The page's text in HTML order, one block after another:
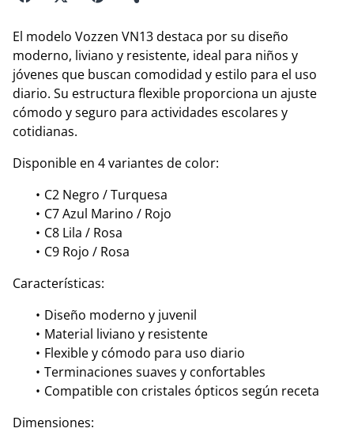
El modelo Vozzen VN13 destaca por su diseño
moderno, liviano y resistente, ideal para niños y
jóvenes que buscan comodidad y estilo para el uso
diario. Su estructura flexible proporciona un ajuste
cómodo y seguro para actividades escolares y
cotidianas.
Disponible en 4 variantes de color:
C2 Negro / Turquesa
C7 Azul Marino / Rojo
C8 Lila / Rosa
C9 Rojo / Rosa
Características:
Diseño moderno y juvenil
Material liviano y resistente
Flexible y cómodo para uso diario
Terminaciones suaves y confortables
Compatible con cristales ópticos según receta
Dimensiones: